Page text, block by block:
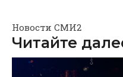
Новости СМИ2
Читайте